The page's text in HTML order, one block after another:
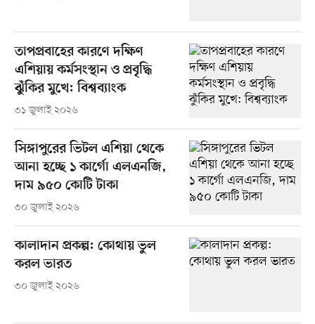
তাপপ্রবাহের কারণে দক্ষিণ
এশিয়ায় কর্মসংস্থান ও প্রবৃদ্ধি
ঝুঁকির মুখে: বিশ্বব্যাংক
৩১ জুলাই ২০২৬
সিঙ্গাপুরের ভিটল এশিয়া থেকে
আনা হচ্ছে ১ কার্গো এলএনজি,
দাম ৯৫০ কোটি টাকা
৩০ জুলাই ২০২৬
কালাদান প্রকল্প: কোথায় ভুল
করল ভারত
৩০ জুলাই ২০২৬